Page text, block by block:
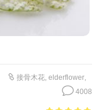
接骨木花, elderflower,
4008